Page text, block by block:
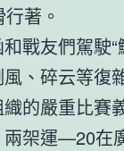
著。
戰友們駕駛
、碎云等復
的嚴重比賽
架運—20在